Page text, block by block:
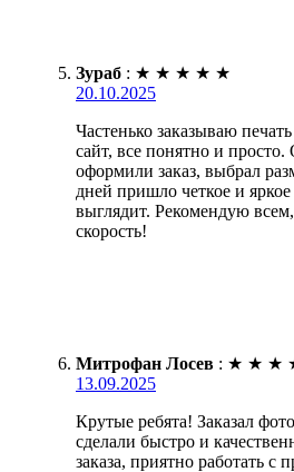
Зураб : ★ ★ ★ ★ ★
20.10.2025
Частенько заказываю
сайт, все понятно и
оформили заказ, выбрал
дней пришло четкое и
выглядит. Рекомендую
скорость!
Митрофан Лосев : ★ ★ ★
13.09.2025
Крутые ребята! Заказал
сделали быстро и
заказа, приятно работать с